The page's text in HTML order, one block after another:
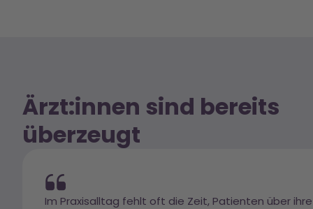
Ärzt:innen sind bereits
überzeugt
Im Praxisalltag fehlt oft die Zeit, Patienten über